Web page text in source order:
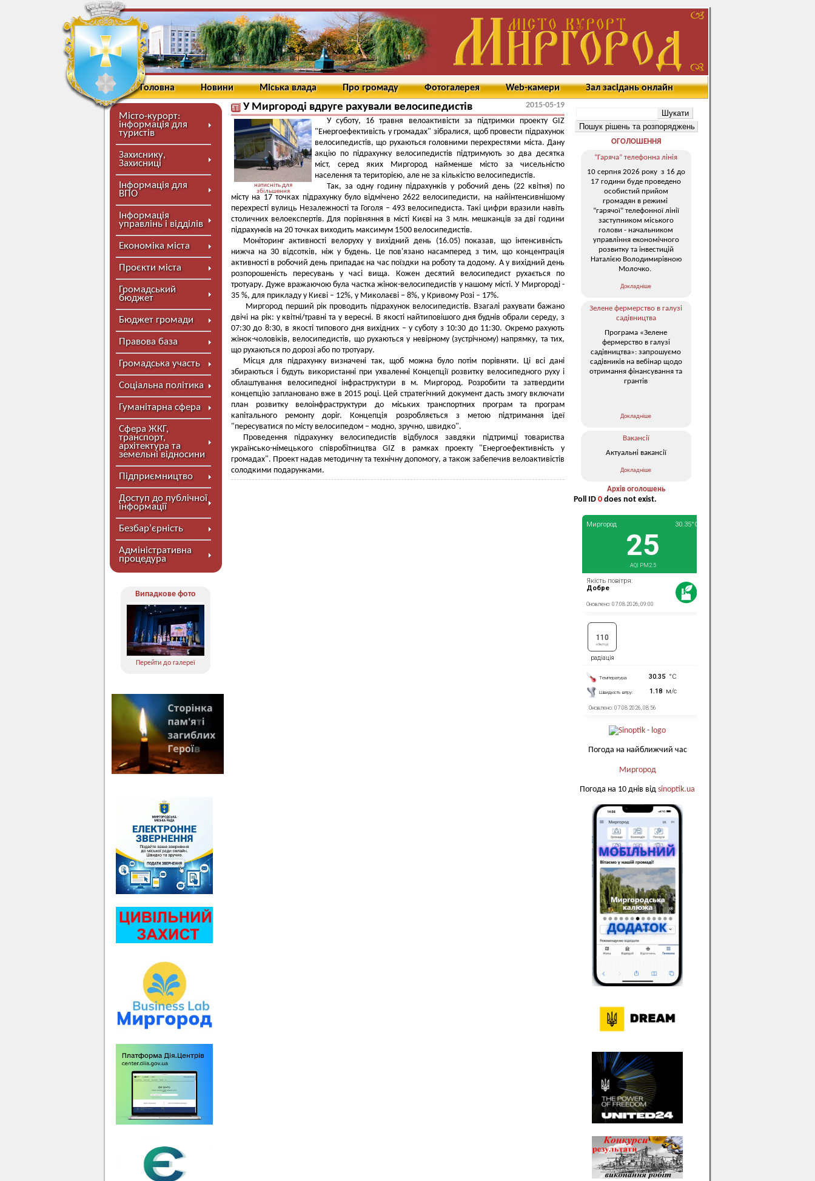
Головна Новини Міська влада Про громаду Фотогалерея Web-камери Зал засідань онлайн
Місто-курорт:
інформація для
туристів
Захиснику,
Захисниці
Інформація для
ВПО
Інформація
управлінь і відділів
Економіка міста
Проєкти міста
Громадський
бюджет
Бюджет громади
Правова база
Громадська участь
Соціальна політика
Гуманітарна сфера
Сфера ЖКГ,
транспорт,
архітектура та
земельні відносини
Підприємництво
Доступ до публічної
інформації
Безбар’єрність
Адміністративна
процедура
Випадкове фото
Перейти до галереї
У Миргороді вдруге рахували велосипедистів 2015-05-19
натисніть для
збільшення
У суботу, 16 травня велоактивісти за підтримки проекту GIZ
"Енергоефективість у громадах" зібралися, щоб провести підрахунок
велосипедистів, що рухаються головними перехрестями міста. Дану
акцію по підрахунку велосипедистів підтримують зо два десятка
міст, серед яких Миргород найменше місто за чисельністю
населення та територією, але не за кількістю велосипедистів.
Так, за одну годину підрахунків у робочий день (22 квітня) по
місту на 17 точках підрахунку було відмічено 2622 велосипедисти, на найінтенсивнішому
перехресті вулиць Незалежності та Гоголя – 493 велосипедиста. Такі цифри вразили навіть
столичних велоекспертів. Для порівняння в місті Києві на 3 млн. мешканців за дві години
підрахунків на 20 точках виходить максимум 1500 велосипедистів.
Моніторинг активності велоруху у вихідний день (16.05) показав, що інтенсивність
нижча на 30 відсотків, ніж у будень. Це пов'язано насамперед з тим, що концентрація
активності в робочий день припадає на час поїздки на роботу та додому. А у вихідний день
розпорошеність пересувань у часі вища. Кожен десятий велосипедист рухається по
тротуару. Дуже вражаючою була частка жінок-велосипедистів у нашому місті. У Миргороді -
35 %, для прикладу у Києві – 12%, у Миколаєві – 8%, у Кривому Розі – 17%.
Миргород перший рік проводить підрахунок велосипедистів. Взагалі рахувати бажано
двічі на рік: у квітні/травні та у вересні. В якості найтиповішого дня буднів обрали середу, з
07:30 до 8:30, в якості типового дня вихідних – у суботу з 10:30 до 11:30. Окремо рахують
жінок-чоловіків, велосипедистів, що рухаються у невірному (зустрічному) напрямку, та тих,
що рухаються по дорозі або по тротуару.
Місця для підрахунку визначені так, щоб можна було потім порівняти. Ці всі дані
збираються і будуть використанні при ухваленні Концепції розвитку велосипедного руху і
облаштування велосипедної інфраструктури в м. Миргород. Розробити та затвердити
концепцію заплановано вже в 2015 році. Цей стратегічний документ дасть змогу включати
план розвитку велоінфраструктури до міських транспортних програм та програм
капітального ремонту доріг. Концепція розробляється з метою підтримання ідеї
"пересуватися по місту велосипедом – модно, зручно, швидко".
Проведення підрахунку велосипедистів відбулося завдяки підтримці товариства
українсько-німецького співробітництва GIZ в рамках проекту "Енергоефективність у
громадах". Проект надав методичну та технічну допомогу, а також забепечив велоактивістів
солодкими подарунками.
ОГОЛОШЕННЯ
“Гаряча” телефонна лінія
10 серпня 2026 року з 16 до
17 години буде проведено
особистий прийом
громадян в режимі
“гарячої” телефонної лінії
заступником міського
голови - начальником
управління економічного
розвитку та інвестицій
Наталією Володимирівною
Молочко.
Докладніше
Зелене фермерство в галузі
садівництва
Програма «Зелене
фермерство в галузі
садівництва»: запрошуємо
садівників на вебінар щодо
отримання фінансування та
грантів
Докладніше
Вакансії
Актуальні вакансії
Докладніше
Архів оголошень
Poll ID 0 does not exist.
Погода на найближчий час
Миргород
Погода на 10 днів від sinoptik.ua